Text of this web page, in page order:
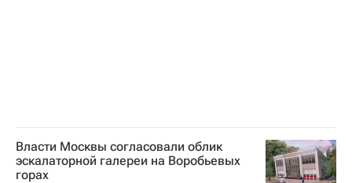
Власти Москвы согласовали облик
эскалаторной галереи на Воробьевых
горах